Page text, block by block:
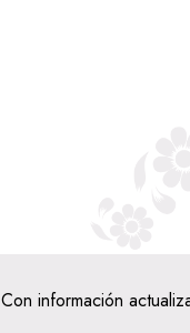
Con información